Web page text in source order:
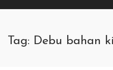
Tag: Debu bahan